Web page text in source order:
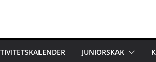
JUNIORSKAK